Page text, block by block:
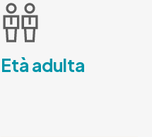
Età adulta